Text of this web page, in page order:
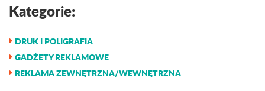
Kategorie:
DRUK I POLIGRAFIA
GADŻETY REKLAMOWE
REKLAMA ZEWNĘTRZNA/WEWNĘTRZNA